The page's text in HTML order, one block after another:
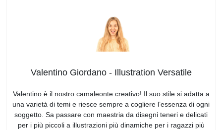
Valentino Giordano - Illustration Versatile
Valentino è il nostro camaleonte creativo! Il suo stile si adatta a
una varietà di temi e riesce sempre a cogliere l’essenza di ogni
soggetto. Sa passare con maestria da disegni teneri e delicati
per i più piccoli a illustrazioni più dinamiche per i ragazzi più